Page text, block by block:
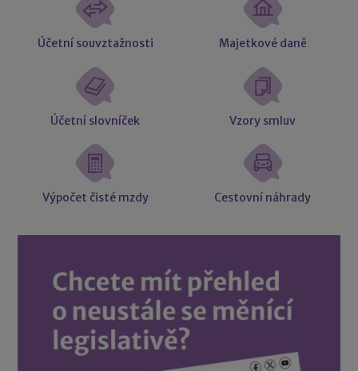
Účetní souvztažnosti Majetkové daně
Účetní slovníček Vzory smluv
Výpočet čisté mzdy Cestovní náhrady